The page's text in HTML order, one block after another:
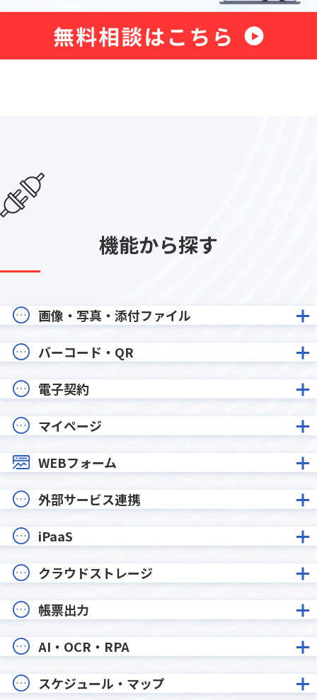
機能から探す
画像・写真・添付ファイル
バーコード・QR
電子契約
マイページ
WEBフォーム
外部サービス連携
iPaaS
クラウドストレージ
帳票出力
AI・OCR・RPA
スケジュール・マップ